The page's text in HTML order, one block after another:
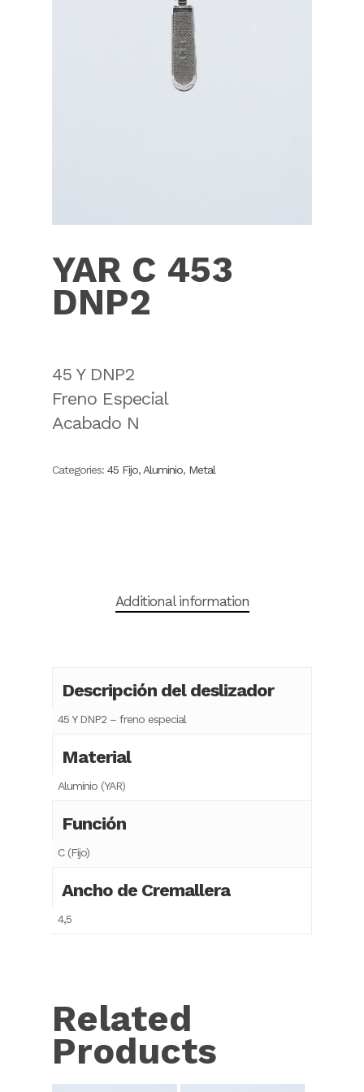
YAR C 453
DNP2
45 Y DNP2
Freno Especial
Acabado N
Categories: 45 Fijo,Aluminio, Metal
Additional information
Descripción del deslizador
45 Y DNP2 – freno especial
Material
Aluminio (YAR)
Función
C (Fijo)
Ancho de Cremallera
4,5
Related
Products